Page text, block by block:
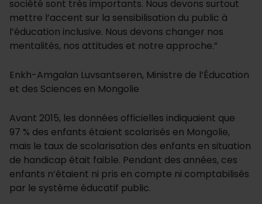
société sont très importants. Nous devons surtout
mettre l’accent sur la sensibilisation du public à
l’éducation inclusive. Nous devons changer nos
mentalités, nos attitudes et notre approche.”
Enkh-Amgalan Luvsantseren, Ministre de l’Éducation
et des Sciences en Mongolie
Avant 2015, les données officielles indiquaient que
97 % des enfants étaient scolarisés en Mongolie,
mais le taux de scolarisation des enfants en situation
de handicap était faible. Pendant des années, ces
enfants n’étaient ni pris en compte ni comptabilisés
par le système éducatif public.